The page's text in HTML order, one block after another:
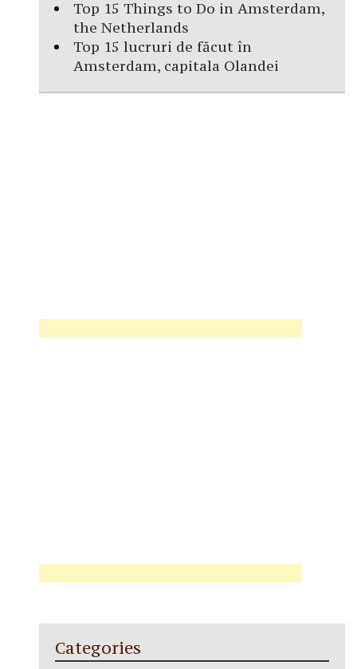
Top 15 Things to Do in Amsterdam,
the Netherlands
Top 15 lucruri de făcut în
Amsterdam, capitala Olandei
Categories